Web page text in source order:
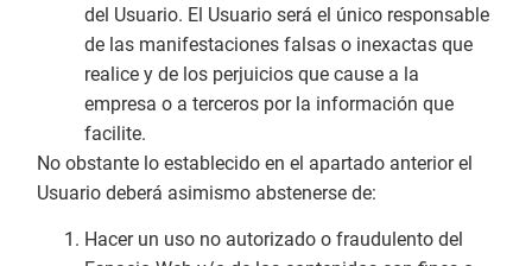
del Usuario. El Usuario será el único responsable
de las manifestaciones falsas o inexactas que
realice y de los perjuicios que cause a la
empresa o a terceros por la información que
facilite.
No obstante lo establecido en el apartado anterior el
Usuario deberá asimismo abstenerse de:
Hacer un uso no autorizado o fraudulento del